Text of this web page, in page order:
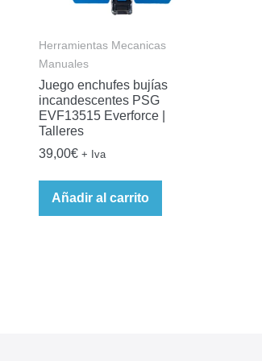
Herramientas Mecanicas
Manuales
Juego enchufes bujías
incandescentes PSG
EVF13515 Everforce |
Talleres
39,00€ + Iva
Añadir al carrito